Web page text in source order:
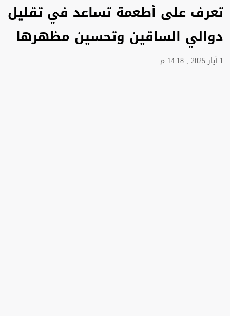
تعرف على أطعمة تساعد في تقليل
دوالي الساقين وتحسين مظهرها
1 أيار 2025 , 14:18 م